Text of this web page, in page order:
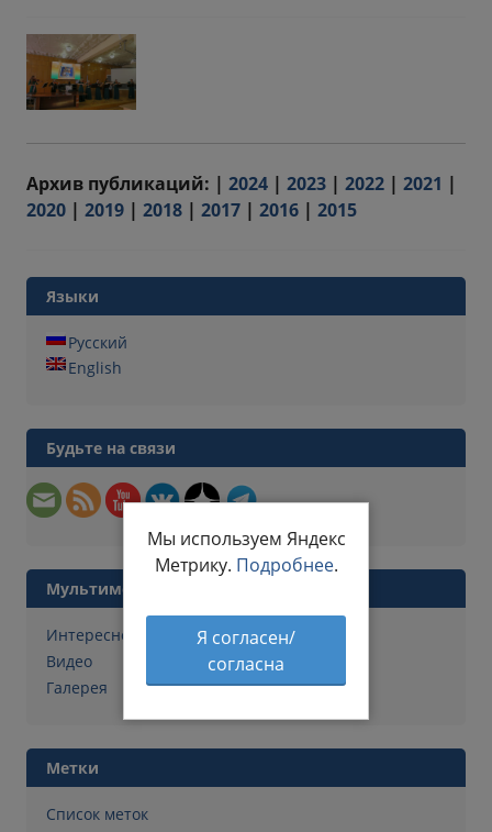
Архив публикаций: | 2024 | 2023 | 2022 | 2021 |
2020 | 2019 | 2018 | 2017 | 2016 | 2015
Языки
Русский
English
Будьте на связи
Мультимедиа
Интересное фото
Видео
Галерея
Метки
Список меток
Мы используем Яндекс
Метрику. Подробнее.
Я согласен/
согласна